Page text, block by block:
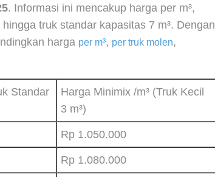
. Informasi ini mencakup harga per m³,
hingga truk standar kapasitas 7 m³. Dengan
harga per m³, per truk molen,
Standar
Harga Minimix /m³ (Truk Kecil
3 m³)
Rp 1.050.000
Rp 1.080.000